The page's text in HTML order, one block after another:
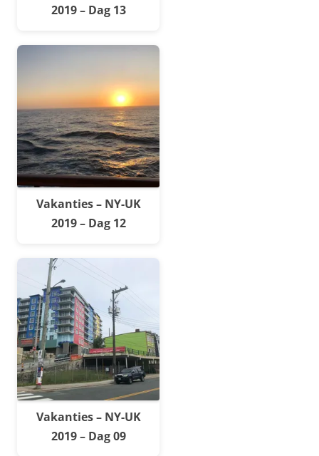
2019 – Dag 13
Vakanties – NY-UK
2019 – Dag 12
Vakanties – NY-UK
2019 – Dag 09